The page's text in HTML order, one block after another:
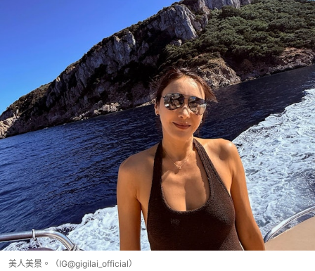
美人美景。（IG@gigilai_official）